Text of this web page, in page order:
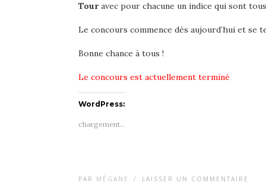
Touravec pour chacune un indice qui sont
Le concours commence dès aujourd’hui et se
Bonne chance à tous !
Le concours est actuellement terminé
WordPress:
chargement…
PAR MÉGANE / LAISSER UN COMMENTAIRE